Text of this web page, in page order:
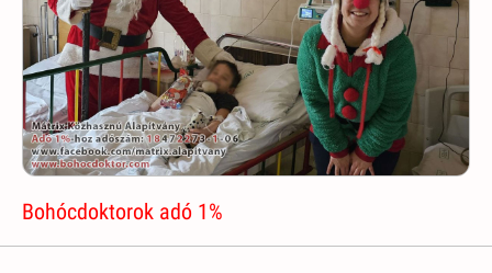
Bohócdoktorok adó 1%